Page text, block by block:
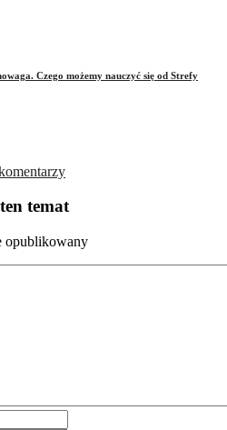
Czego możemy nauczyć się od Strefy
temat
opublikowany